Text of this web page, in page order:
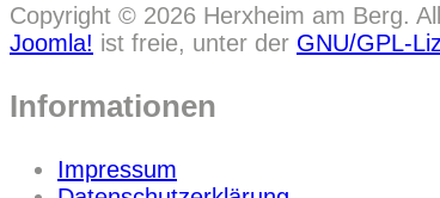
Copyright © 2026 Herxheim am Berg.
Joomla! ist freie, unter der GNU/GPL-
Informationen
Impressum